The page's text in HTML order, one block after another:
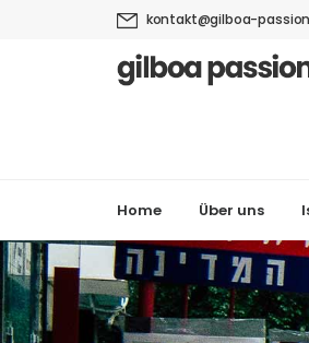
kontakt@gilboa-
Home Über uns